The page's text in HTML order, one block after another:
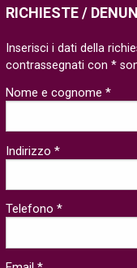
RICHIESTE /
Inserisci i dati della
contrassegnati con *
Nome e cognome *
Indirizzo *
Telefono *